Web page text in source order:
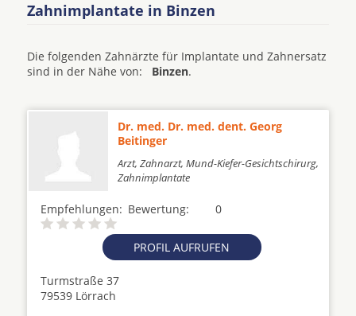
Zahnimplantate in Binzen
Die folgenden Zahnärzte für Implantate und Zahnersatz
sind in der Nähe von: Binzen.
Dr. med. Dr. med. dent. Georg
Beitinger
Arzt, Zahnarzt, Mund-Kiefer-Gesichtschirurg,
Zahnimplantate
Empfehlungen: 0
Bewertung:
PROFIL AUFRUFEN
Turmstraße 37
79539 Lörrach